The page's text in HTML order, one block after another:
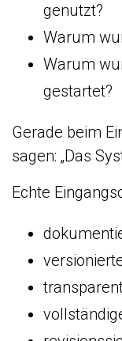
genutzt?
Warum
Warum
gestartet?
Gerade beim
sagen: „Das
Echte